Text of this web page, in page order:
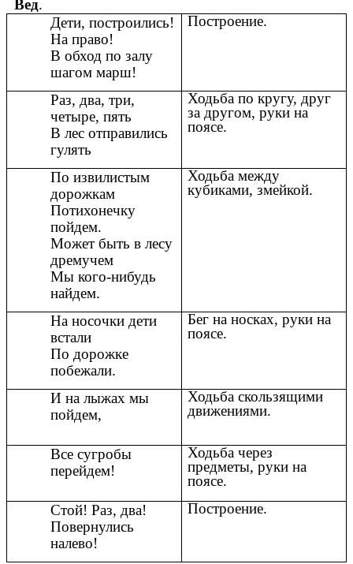
Вед.
Дети, построились!
На право!
В обход по залу
шагом марш!
Построение.
Раз, два, три,
четыре, пять
В лес отправились
гулять
Ходьба по кругу, друг
за другом, руки на
поясе.
По извилистым
дорожкам
Потихонечку
пойдем.
Может быть в лесу
дремучем
Мы кого-нибудь
найдем.
Ходьба между
кубиками, змейкой.
На носочки дети
встали
По дорожке
побежали.
Бег на носках, руки на
поясе.
И на лыжах мы
пойдем,
Ходьба скользящими
движениями.
Все сугробы
перейдем!
Ходьба через
предметы, руки на
поясе.
Стой! Раз, два!
Повернулись
налево!
Построение.